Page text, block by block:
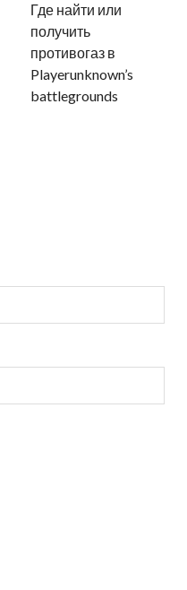
Где найти или
получить
противогаз в
Playerunknown’s
battlegrounds